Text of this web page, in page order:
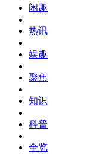
闲趣
热讯
娱趣
聚焦
知识
科普
全览